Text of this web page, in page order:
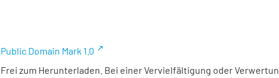
Public Domain Mark 1.0
Frei zum Herunterladen. Bei einer Vervielfältigung oder